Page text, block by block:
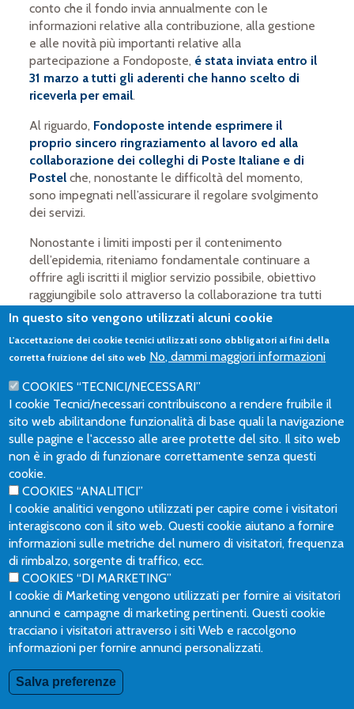
conto che il fondo invia annualmente con le
informazioni relative alla contribuzione, alla gestione
e alle novità più importanti relative alla
partecipazione a Fondoposte, é stata inviata entro il
31 marzo a tutti gli aderenti che hanno scelto di
riceverla per email.
Al riguardo, Fondoposte intende esprimere il
proprio sincero ringraziamento al lavoro ed alla
collaborazione dei colleghi di Poste Italiane e di
Postel che, nonostante le difficoltà del momento,
sono impegnati nell’assicurare il regolare svolgimento
dei servizi.
Nonostante i limiti imposti per il contenimento
dell’epidemia, riteniamo fondamentale continuare a
offrire agli iscritti il miglior servizio possibile, obiettivo
raggiungibile solo attraverso la collaborazione tra tutti
i lavoratori delle realtà coinvolte.
Il documento é comunque disponibile nell’area
riservata agli aderenti del sito del fondo.Cogliamo
necessità di aggiornare, attraverso l’area riservata, i
recapiti email e cellulare.
FONDOPOSTE
Codice fiscale 97296600584
PROCEDURA WHISTLEBLOWING RECLAMI
Seguici su:
In questo sito vengono utilizzati alcuni cookie
L'accettazione dei cookie tecnici utilizzati sono obbligatori ai fini della
corretta fruizione del sito web No, dammi maggiori informazioni
COOKIES “TECNICI/NECESSARI”
I cookie Tecnici/necessari contribuiscono a rendere fruibile il
sito web abilitandone funzionalità di base quali la navigazione
sulle pagine e l'accesso alle aree protette del sito. Il sito web
non è in grado di funzionare correttamente senza questi
cookie.
COOKIES “ANALITICI”
I cookie analitici vengono utilizzati per capire come i visitatori
interagiscono con il sito web. Questi cookie aiutano a fornire
informazioni sulle metriche del numero di visitatori, frequenza
di rimbalzo, sorgente di traffico, ecc.
COOKIES “DI MARKETING”
I cookie di Marketing vengono utilizzati per fornire ai visitatori
annunci e campagne di marketing pertinenti. Questi cookie
tracciano i visitatori attraverso i siti Web e raccolgono
informazioni per fornire annunci personalizzati.
Salva preferenze